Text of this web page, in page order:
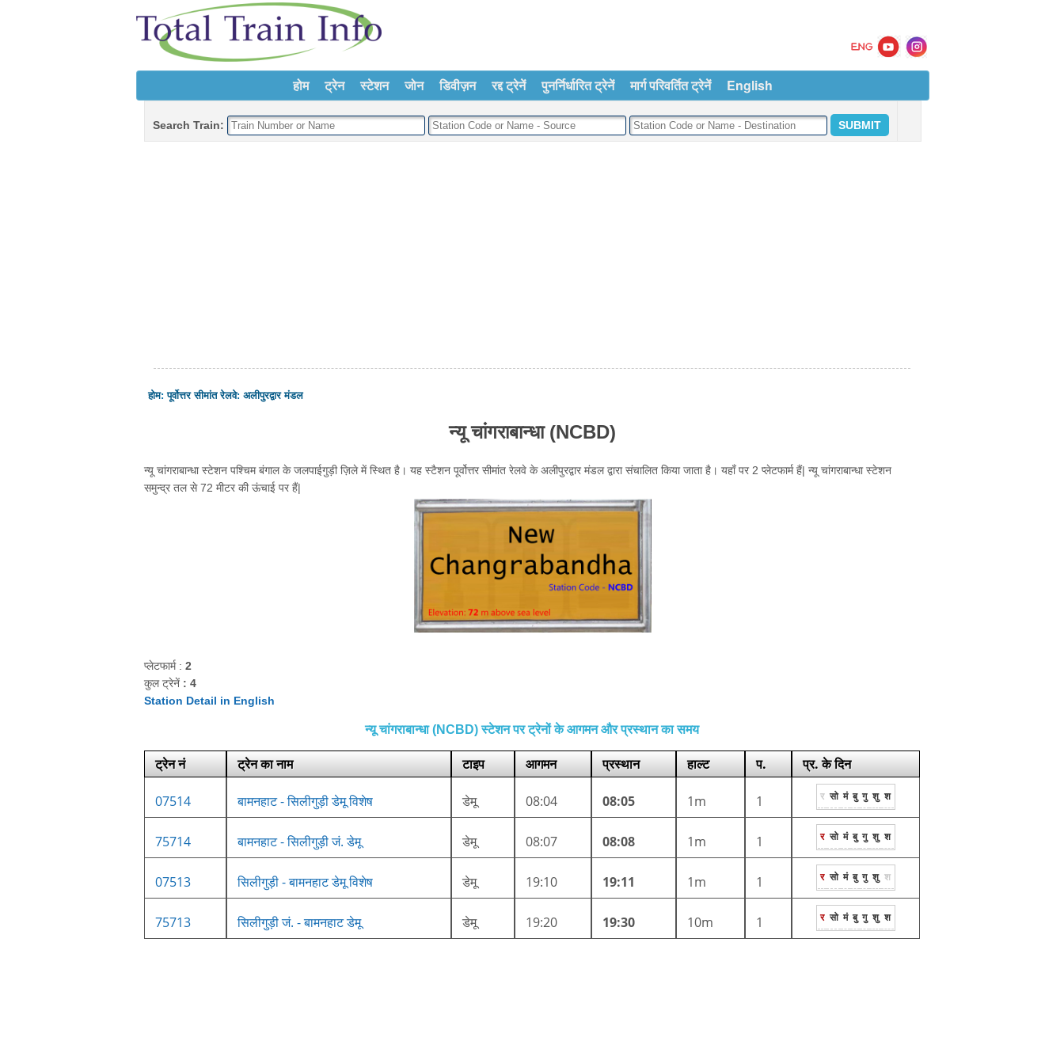
होम ट्रेन स्टेशन जोन डिवीज़न रद्द ट्रेनें पुनर्निर्धारित ट्रेनें मार्ग परिवर्तित ट्रेनें English
Search Train:
होम:पूर्वोत्तर सीमांत रेलवे: अलीपुरद्वार मंडल
न्यू चांगराबान्धा (NCBD)
न्यू चांगराबान्धा स्टेशन पश्चिम बंगाल के जलपाईगुड़ी ज़िले में स्थित है। यह स्टैशन पूर्वोत्तर सीमांत रेलवे के अलीपुरद्वार मंडल द्वारा संचालित किया जाता है। यहाँ पर 2 प्लेटफार्म हैं| न्यू चांगराबान्धा स्टेशन
समुन्द्र तल से 72 मीटर की ऊंचाई पर हैं|
प्लेटफार्म : 2
कुल ट्रेनें : 4
Station Detail in English
न्यू चांगराबान्धा (NCBD) स्टेशन पर ट्रेनों के आगमन और प्रस्थान का समय
ट्रेन नं ट्रेन का नाम टाइप आगमन प्रस्थान हाल्ट प. प्र. के दिन
07514 बामनहाट - सिलीगुड़ी डेमू विशेष डेमू 08:04 08:05 1m 1 र सो मं बु गु शु श
75714 बामनहाट - सिलीगुड़ी जं. डेमू डेमू 08:07 08:08 1m 1 र सो मं बु गु शु श
07513 सिलीगुड़ी - बामनहाट डेमू विशेष डेमू 19:10 19:11 1m 1 र सो मं बु गु शु श
75713 सिलीगुड़ी जं. - बामनहाट डेमू डेमू 19:20 19:30 10m 1 र सो मं बु गु शु श